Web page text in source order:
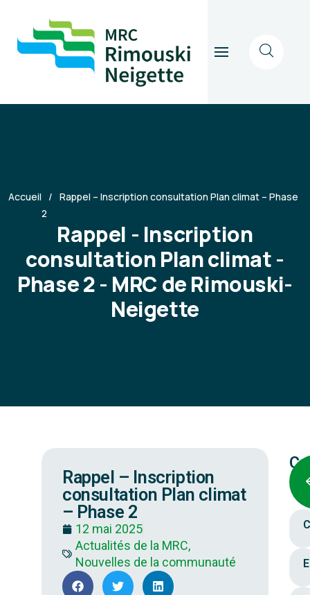
Accueil
Rappel – Inscription consultation Plan climat – Phase
2
Rappel - Inscription
consultation Plan climat -
Phase 2 - MRC de Rimouski-
Neigette
Rappel – Inscription
consultation Plan climat
– Phase 2
12 mai 2025
Actualités de la MRC,
Nouvelles de la communauté